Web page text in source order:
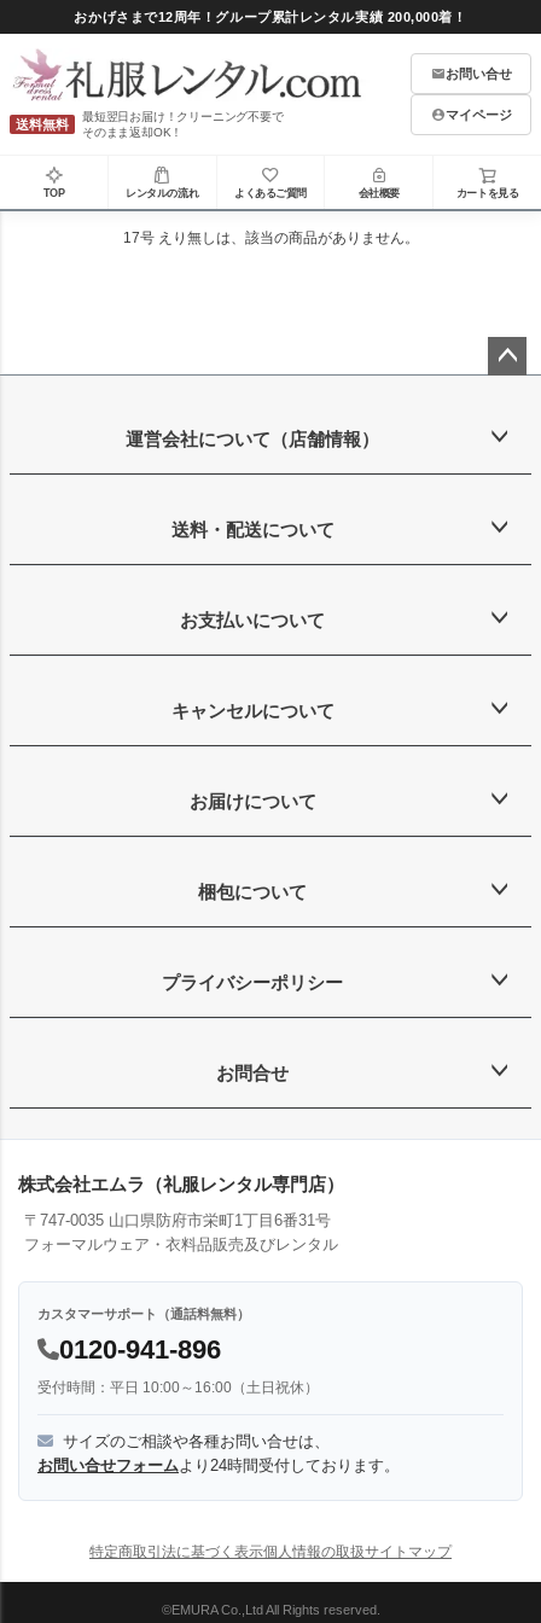
おかげさまで12周年！グループ累計レンタル実績 200,000着！
送料無料
最短翌日お届け！クリーニング不要で
そのまま返却OK！
お問い合せ
マイページ
TOP レンタルの流れ よくあるご質問 会社概要 カートを見る
17号 えり無しは、該当の商品がありません。
ップ
運営会社について（店舗情報）
送料・配送について
お支払いについて
キャンセルについて
お届けについて
梱包について
プライバシーポリシー
お問合せ
株式会社エムラ（礼服レンタル専門店）
〒747-0035 山口県防府市栄町1丁目6番31号
フォーマルウェア・衣料品販売及びレンタル
カスタマーサポート（通話料無料）
0120-941-896
受付時間：平日 10:00～16:00（土日祝休）
サイズのご相談や各種お問い合せは、
お問い合せフォームより24時間受付しております。
特定商取引法に基づく表示個人情報の取扱サイトマップ
©EMURA Co.,Ltd All Rights reserved.